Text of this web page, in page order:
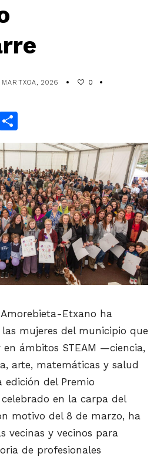
MARTXOA, 2026 0
Etxano ha
mujeres del municipio que
ámbitos STEAM —ciencia,
arte, matemáticas y salud
del Premio
en la carpa del
motivo del 8 de marzo, ha
vecinas y vecinos para
de profesionales